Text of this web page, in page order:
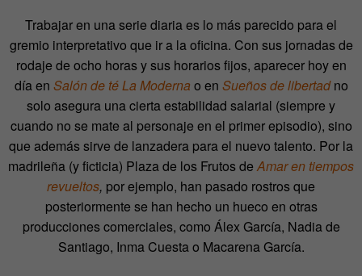
Trabajar en una serie diaria es lo más parecido para el
gremio interpretativo que ir a la oficina. Con sus jornadas de
rodaje de ocho horas y sus horarios fijos, aparecer hoy en
día en Salón de té La Moderna o en Sueños de libertadno
solo asegura una cierta estabilidad salarial (siempre y
cuando no se mate al personaje en el primer episodio), sino
que además sirve de lanzadera para el nuevo talento. Por la
madrileña (y ficticia) Plaza de los Frutos deAmar en tiempos
revueltos, por ejemplo, han pasado rostros que
posteriormente se han hecho un hueco en otras
producciones comerciales, como Álex García, Nadia de
Santiago, Inma Cuesta o Macarena García.